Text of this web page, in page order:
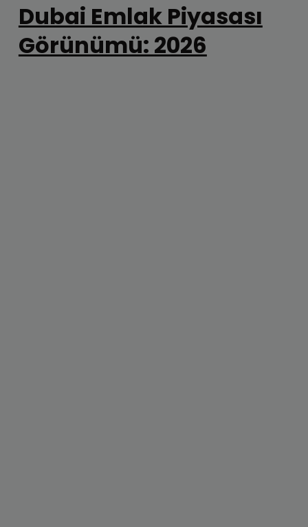
Dubai Emlak Piyasası
Görünümü: 2026